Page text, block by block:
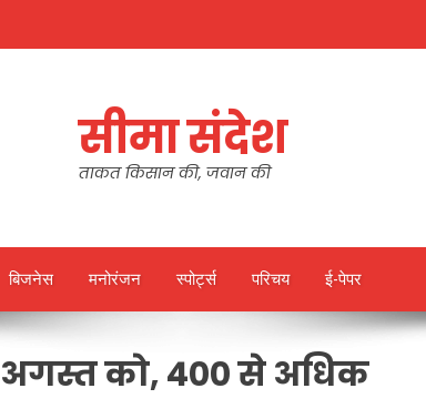
सीमा संदेश
ताकत किसान की, जवान की
बिजनेस मनोरंजन स्पोर्ट्स परिचय ई-पेपर
अगस्त को, 400 से अधिक